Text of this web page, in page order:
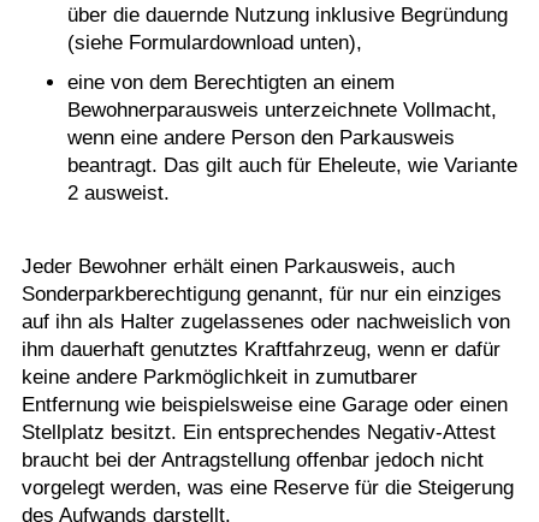
über die dauernde Nutzung inklusive Begründung
(siehe Formulardownload unten),
eine von dem Berechtigten an einem
Bewohnerparausweis unterzeichnete Vollmacht,
wenn eine andere Person den Parkausweis
beantragt. Das gilt auch für Eheleute, wie Variante
2 ausweist.
Jeder Bewohner erhält einen Parkausweis, auch
Sonderparkberechtigung genannt, für nur ein einziges
auf ihn als Halter zugelassenes oder nachweislich von
ihm dauerhaft genutztes Kraftfahrzeug, wenn er dafür
keine andere Parkmöglichkeit in zumutbarer
Entfernung wie beispielsweise eine Garage oder einen
Stellplatz besitzt. Ein entsprechendes Negativ-Attest
braucht bei der Antragstellung offenbar jedoch nicht
vorgelegt werden, was eine Reserve für die Steigerung
des Aufwands darstellt.